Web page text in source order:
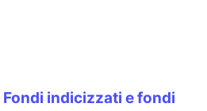
Fondi indicizzati e fondi